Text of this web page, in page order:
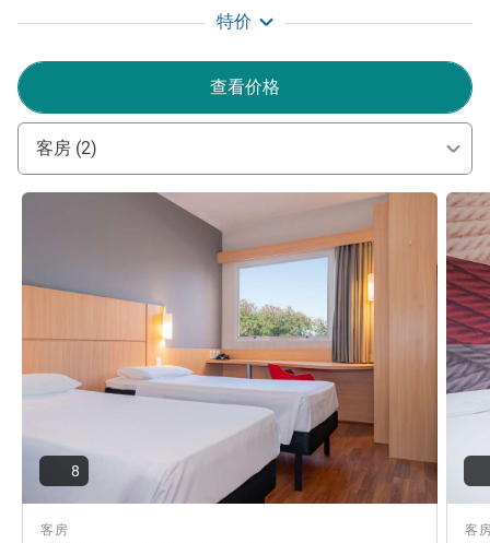
ENRIQUE VILLALOBOS 酒店管理
特价
查看价格
客房 (2)
客房
请参阅详情
8
客
请参